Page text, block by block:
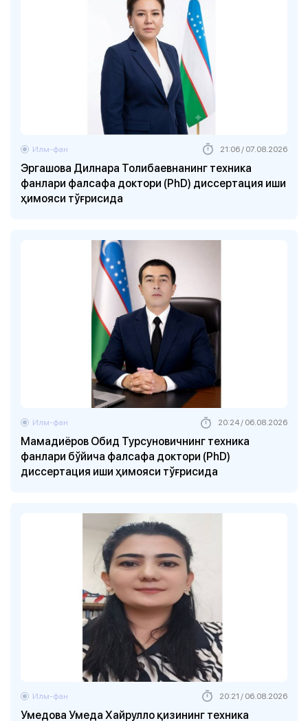
Эргашова Дилнара Толибаевнанинг техника
фанлари фалсафа доктори (PhD) диссертация иши
ҳимояси тўғрисида
Илм-фан 21:06 / 07.08.2026
Мамадиёров Обид Турсуновичнинг техника
фанлари бўйича фалсафа доктори (PhD)
диссертация иши ҳимояси тўғрисида
Илм-фан 20:24 / 06.08.2026
Умедова Умеда Хайрулло қизининг техника
Илм-фан 20:21 / 06.08.2026